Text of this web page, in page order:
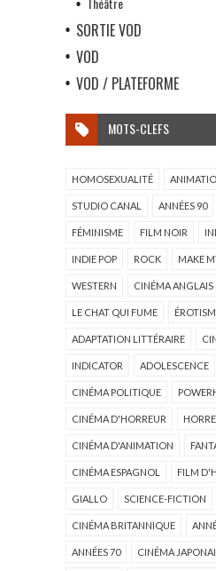
SORTIE VOD
VOD
VOD / PLATEFORME
MOTS-CLEFS
HOMOSEXUALITÉ
STUDIO CANAL ANNÉES 90
FÉMINISME FILM NOIR
INDIE POP ROCK MAKE
WESTERN CINÉMA ANGLAIS
LE CHAT QUI FUME
ADAPTATION LITTÉRAIRE
INDICATOR ADOLESCENCE
CINÉMA POLITIQUE
CINÉMA D'HORREUR
CINÉMA D'ANIMATION
CINÉMA ESPAGNOL FILM
GIALLO SCIENCE-FICTION
CINÉMA BRITANNIQUE
ANNÉES 70 CINÉMA